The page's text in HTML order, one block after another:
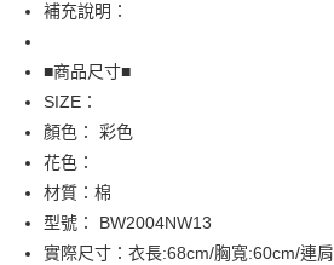
全盈+PAY
AFTEE先享後付
相關說明
【關於「AFTEE先享後付」】
AFTEE先享後付是「在收到商品之後才付款」
便利好安心！
１．簡單：不需註冊會員、不需綁卡、不需儲值
３．安心：先確認商品／服務後，再付款。
運送方式
全家取貨付款
免運費
補充說明：
■商品尺寸■
SIZE：
顏色： 彩色
花色：
材質：棉
型號： BW2004NW13
實際尺寸：衣長:68cm/胸寬:60cm/